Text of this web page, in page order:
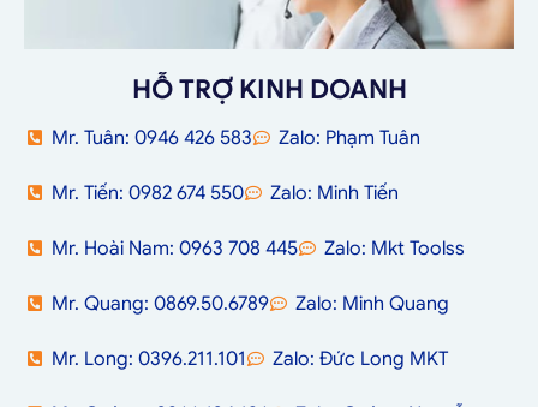
HỖ TRỢ KINH DOANH
Mr. Tuân: 0946 426 583 Zalo: Phạm Tuân
Mr. Tiến: 0982 674 550 Zalo: Minh Tiến
Mr. Hoài Nam: 0963 708 445 Zalo: Mkt Toolss
Mr. Quang: 0869.50.6789 Zalo: Minh Quang
Mr. Long: 0396.211.101 Zalo: Đức Long MKT